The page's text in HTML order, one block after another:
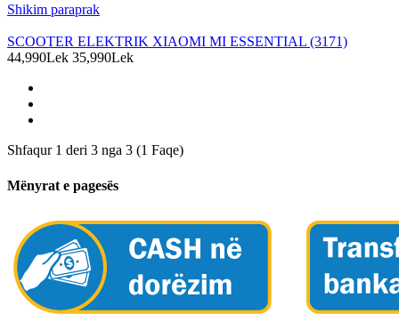
Shikim paraprak
SCOOTER ELEKTRIK XIAOMI MI ESSENTIAL (3171)
44,990Lek 35,990Lek
Shfaqur 1 deri 3 nga 3 (1 Faqe)
Mënyrat e pagesës